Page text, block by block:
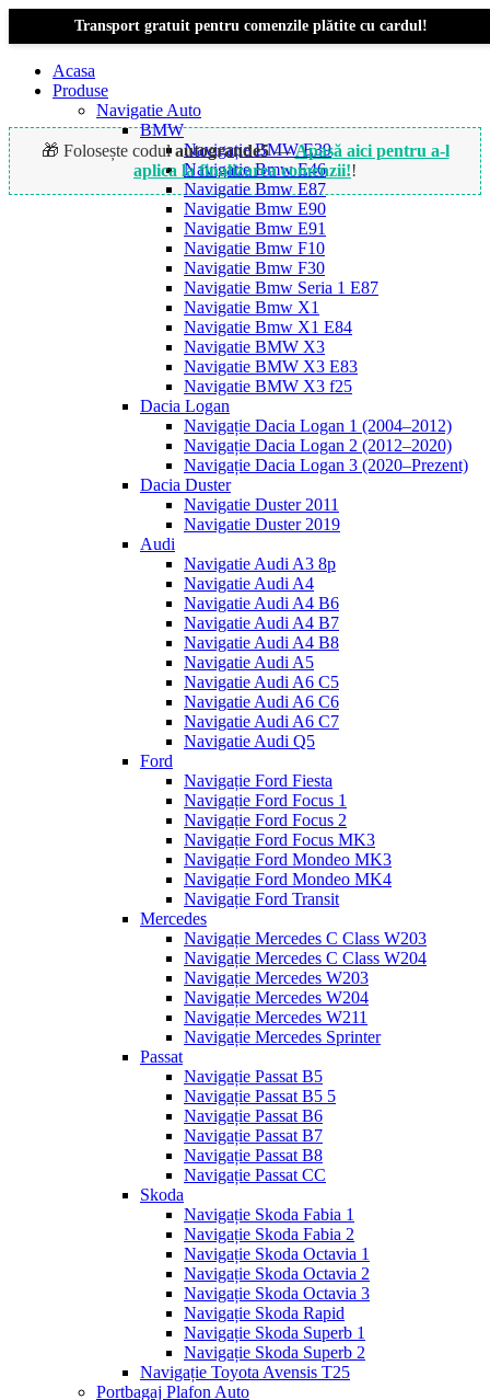
Transport gratuit pentru comenzile plătite cu cardul!
Acasa
Produse
Navigatie Auto
BMW
Navigație BMW E39
Navigatie Bmw E46
Navigatie Bmw E87
Navigatie Bmw E90
Navigatie Bmw E91
Navigatie Bmw F10
Navigatie Bmw F30
Navigatie Bmw Seria 1 E87
Navigatie Bmw X1
Navigatie Bmw X1 E84
Navigatie BMW X3
Navigatie BMW X3 E83
Navigatie BMW X3 f25
Dacia Logan
Navigație Dacia Logan 1 (2004–2012)
Navigație Dacia Logan 2 (2012–2020)
Navigație Dacia Logan 3 (2020–Prezent)
Dacia Duster
Navigatie Duster 2011
Navigatie Duster 2019
Audi
Navigatie Audi A3 8p
Navigatie Audi A4
Navigatie Audi A4 B6
Navigatie Audi A4 B7
Navigatie Audi A4 B8
Navigatie Audi A5
Navigatie Audi A6 C5
Navigatie Audi A6 C6
Navigatie Audi A6 C7
Navigatie Audi Q5
Ford
Navigație Ford Fiesta
Navigație Ford Focus 1
Navigație Ford Focus 2
Navigație Ford Focus MK3
Navigație Ford Mondeo MK3
Navigație Ford Mondeo MK4
Navigație Ford Transit
Mercedes
Navigație Mercedes C Class W203
Navigație Mercedes C Class W204
Navigație Mercedes W203
Navigație Mercedes W204
Navigație Mercedes W211
Navigație Mercedes Sprinter
Passat
Navigație Passat B5
Navigație Passat B5 5
Navigație Passat B6
Navigație Passat B7
Navigație Passat B8
Navigație Passat CC
Skoda
Navigație Skoda Fabia 1
Navigație Skoda Fabia 2
Navigație Skoda Octavia 1
Navigație Skoda Octavia 2
Navigație Skoda Octavia 3
Navigație Skoda Rapid
Navigație Skoda Superb 1
Navigație Skoda Superb 2
Navigație Toyota Avensis T25
Portbagaj Plafon Auto
🎁 Folosește codulautogrande5—Apasă aici pentru a-l
aplica la finalizarea comenzii!!